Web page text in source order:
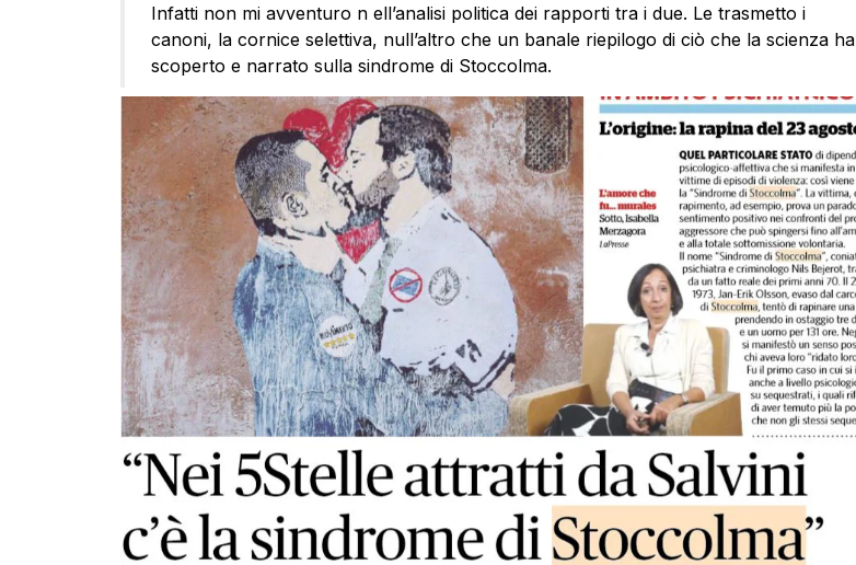
Infatti non mi avventuro n ell’analisi politica dei rapporti tra i due. Le trasmetto i
canoni, la cornice selettiva, null’altro che un banale riepilogo di ciò che la scienza ha
scoperto e narrato sulla sindrome di Stoccolma.